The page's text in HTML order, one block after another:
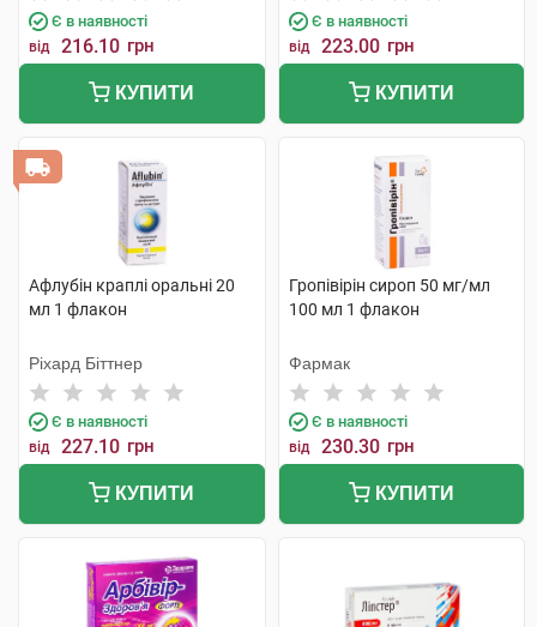
Є в наявності
від 216.10 грн
КУПИТИ
Є в наявності
від 223.00 грн
КУПИТИ
Афлубін краплі оральні 20
мл 1 флакон
Ріхард Біттнер
Є в наявності
від 227.10 грн
КУПИТИ
Гропівірін сироп 50 мг/мл
100 мл 1 флакон
Фармак
Є в наявності
від 230.30 грн
КУПИТИ